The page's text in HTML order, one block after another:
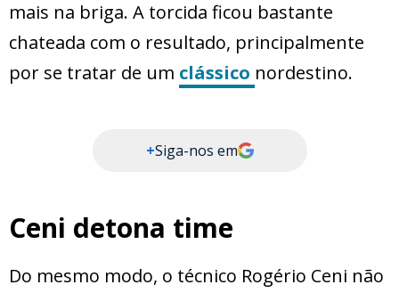
mais na briga. A torcida ficou bastante
chateada com o resultado, principalmente
por se tratar de um clássico nordestino.
+Siga-nos em
Ceni detona time
Do mesmo modo, o técnico Rogério Ceni não